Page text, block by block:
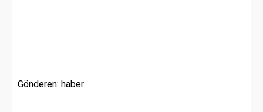
Gönderen: haber